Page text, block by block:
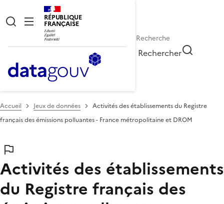
RÉPUBLIQUE
FRANÇAISE
Rechercher
Accueil Jeux de données
Activités des établissements du Registre
français des émissions polluantes - France métropolitaine et DROM
Activités des établissements
du Registre français des